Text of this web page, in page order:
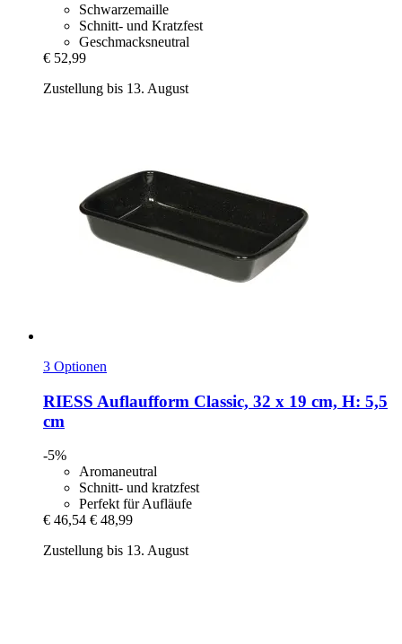
Schwarzemaille
Schnitt- und Kratzfest
Geschmacksneutral
€ 52,99
Zustellung bis 13. August
3 Optionen
RIESS Auflaufform Classic, 32 x 19 cm, H: 5,5
cm
-5%
Aromaneutral
Schnitt- und kratzfest
Perfekt für Aufläufe
€ 46,54 € 48,99
Zustellung bis 13. August